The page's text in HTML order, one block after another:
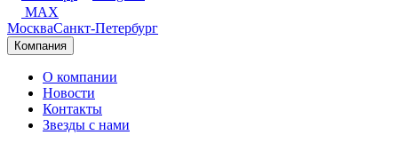
MAX
МоскваСанкт-Петербург
Компания
О компании
Новости
Контакты
Звезды с нами